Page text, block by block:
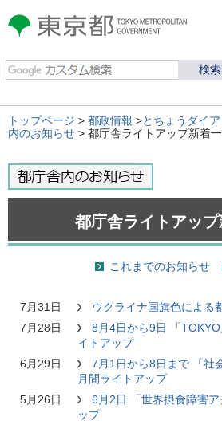
東京都 TOKYO METROPOLITAN
GOVERNMENT
トップページ > 都政情報 >とちょうダイ
内のお知らせ > 都庁舎ライトアップ新着
都庁舎ライトアッ
これまでのお知らせ
7月31日
ウクライナ国旗色による
7月28日
8月4日から9日 「
イトアップ
6月29日
7月1日から8日まで 「社
月間ライトアップ
5月26日
6月2日 「世界摂食障害
ップ